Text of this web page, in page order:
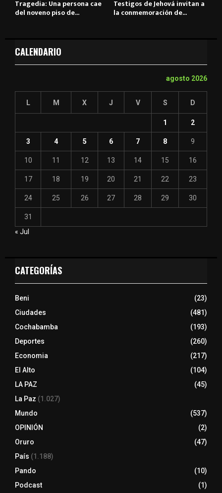
Tragedia: Una persona cae
del noveno piso de...
Testigos de Jehová invitan a
la conmemoración de...
CALENDARIO
agosto 2026
L M X J V S D
1 2
3 4 5 6 7 8 9
10 11 12 13 14 15 16
17 18 19 20 21 22 23
24 25 26 27 28 29 30
31
« Jul
CATEGORÍAS
Beni
(23)
Ciudades
(481)
Cochabamba
(193)
Deportes
(260)
Economia
(217)
El Alto
(104)
LA PAZ
(45)
La Paz (1.027)
Mundo
(537)
OPINIÓN
(2)
Oruro
(47)
País (1.188)
Pando
(10)
Podcast
(1)